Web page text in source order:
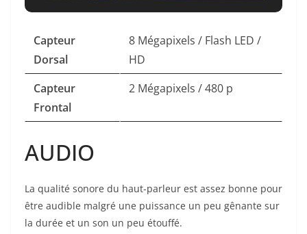
Capteur
Dorsal
8 Mégapixels / Flash LED /
HD
Capteur
Frontal
2 Mégapixels / 480 p
AUDIO
La qualité sonore du haut-parleur est assez bonne pour
être audible malgré une puissance un peu gênante sur
la durée et un son un peu étouffé.